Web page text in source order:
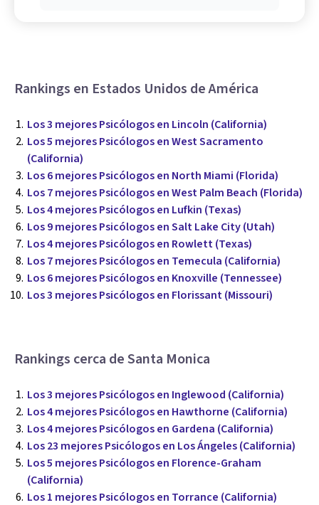
Rankings en Estados Unidos de América
Los 3 mejores Psicólogos en Lincoln (California)
Los 5 mejores Psicólogos en West Sacramento
(California)
Los 6 mejores Psicólogos en North Miami (Florida)
Los 7 mejores Psicólogos en West Palm Beach (Florida)
Los 4 mejores Psicólogos en Lufkin (Texas)
Los 9 mejores Psicólogos en Salt Lake City (Utah)
Los 4 mejores Psicólogos en Rowlett (Texas)
Los 7 mejores Psicólogos en Temecula (California)
Los 6 mejores Psicólogos en Knoxville (Tennessee)
Los 3 mejores Psicólogos en Florissant (Missouri)
Rankings cerca de Santa Monica
Los 3 mejores Psicólogos en Inglewood (California)
Los 4 mejores Psicólogos en Hawthorne (California)
Los 4 mejores Psicólogos en Gardena (California)
Los 23 mejores Psicólogos en Los Ángeles (California)
Los 5 mejores Psicólogos en Florence-Graham
(California)
Los 1 mejores Psicólogos en Torrance (California)